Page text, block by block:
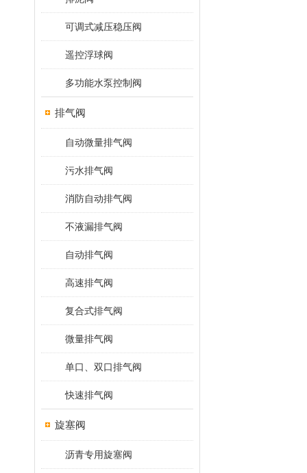
可调式减压稳压阀
遥控浮球阀
多功能水泵控制阀
排气阀
自动微量排气阀
污水排气阀
消防自动排气阀
不液漏排气阀
自动排气阀
高速排气阀
复合式排气阀
微量排气阀
单口、双口排气阀
快速排气阀
旋塞阀
沥青专用旋塞阀